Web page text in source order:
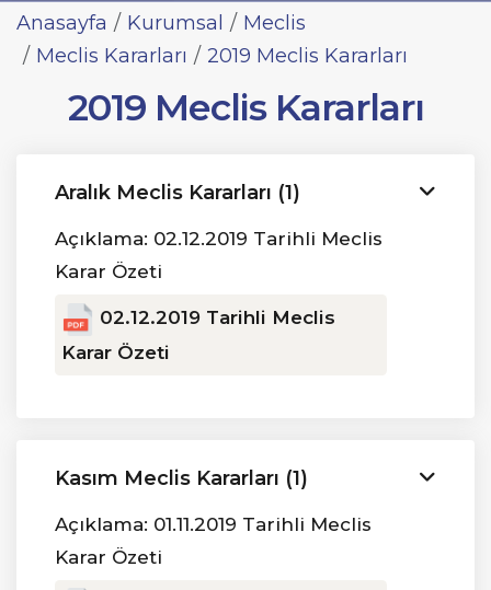
Anasayfa Kurumsal
Meclis
Meclis Kararları
2019 Meclis Kararları
2019 Meclis Kararları
Aralık Meclis Kararları (1)
Açıklama: 02.12.2019 Tarihli Meclis
Karar Özeti
02.12.2019 Tarihli Meclis
Karar Özeti
Kasım Meclis Kararları (1)
Açıklama: 01.11.2019 Tarihli Meclis
Karar Özeti